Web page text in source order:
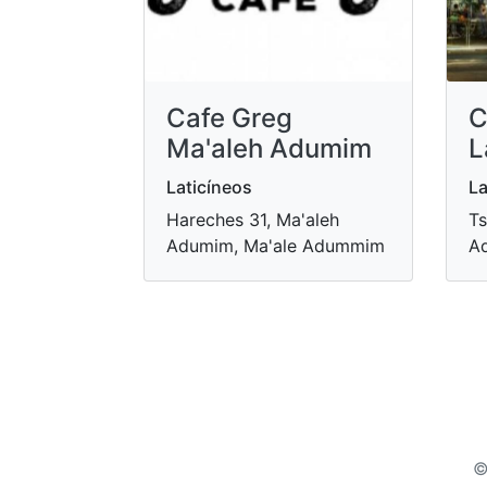
Cafe Greg
Ma'aleh Adumim
Laticíneos
Hareches 31, Ma'aleh
Adumim, Ma'ale Adummim